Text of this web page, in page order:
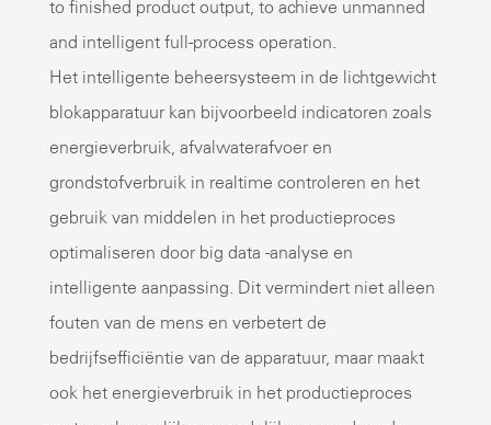
to finished product output, to achieve unmanned
and intelligent full-process operation.
Het intelligente beheersysteem in de lichtgewicht
blokapparatuur kan bijvoorbeeld indicatoren zoals
energieverbruik, afvalwaterafvoer en
grondstofverbruik in realtime controleren en het
gebruik van middelen in het productieproces
optimaliseren door big data -analyse en
intelligente aanpassing. Dit vermindert niet alleen
fouten van de mens en verbetert de
bedrijfsefficiëntie van de apparatuur, maar maakt
ook het energieverbruik in het productieproces